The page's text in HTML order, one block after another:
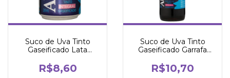
Suco de Uva Tinto
Gaseificado Lata
R$8,60
Suco de Uva Tinto
Gaseificado Garrafa
R$10,70